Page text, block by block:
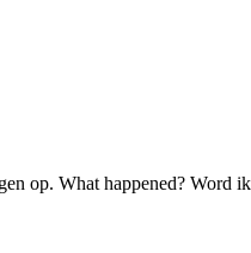
op. What happened?